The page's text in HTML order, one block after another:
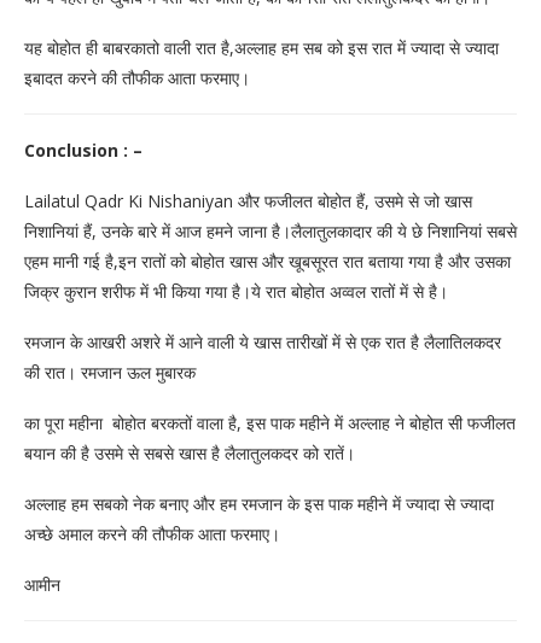
यह बोहोत ही बाबरकातो वाली रात है,अल्लाह हम सब को इस रात में ज्यादा से ज्यादा
इबादत करने की तौफीक आता फरमाए।
Conclusion : –
Lailatul Qadr Ki Nishaniyan और फजीलत बोहोत हैं, उसमे से जो खास
निशानियां हैं, उनके बारे में आज हमने जाना है।लैलातुलकादार की ये छे निशानियां सबसे
एहम मानी गई है,इन रातों को बोहोत खास और खूबसूरत रात बताया गया है और उसका
जिक्र कुरान शरीफ में भी किया गया है।ये रात बोहोत अव्वल रातों में से है।
रमजान के आखरी अशरे में आने वाली ये खास तारीखों में से एक रात है लैलातिलकदर
की रात। रमजान ऊल मुबारक
का पूरा महीना बोहोत बरकतों वाला है, इस पाक महीने में अल्लाह ने बोहोत सी फजीलत
बयान की है उसमे से सबसे खास है लैलातुलकदर को रातें।
अल्लाह हम सबको नेक बनाए और हम रमजान के इस पाक महीने में ज्यादा से ज्यादा
अच्छे अमाल करने की तौफीक आता फरमाए।
आमीन